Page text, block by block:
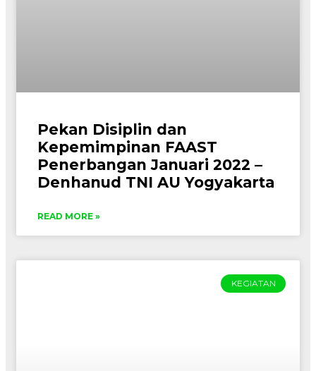
Pekan Disiplin dan
Kepemimpinan FAAST
Penerbangan Januari 2022 –
Denhanud TNI AU Yogyakarta
READ MORE »
KEGIATAN